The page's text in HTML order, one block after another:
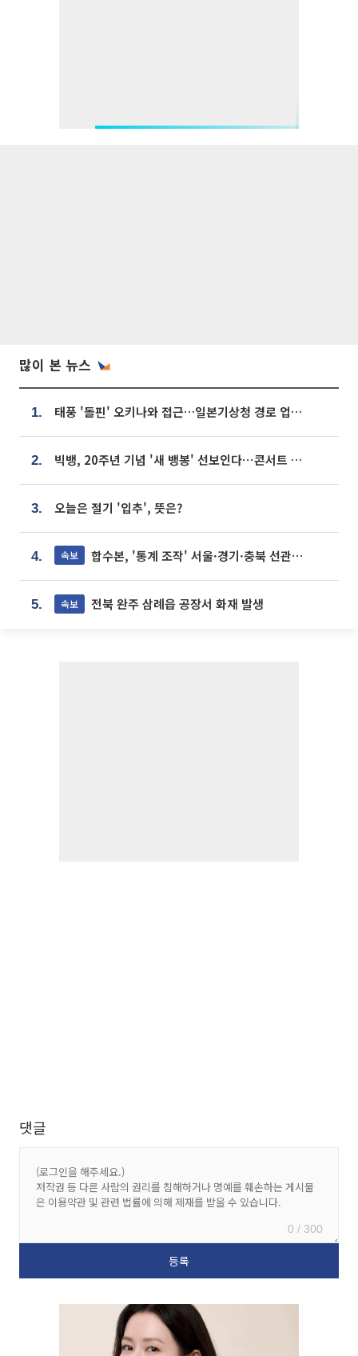
많이 본 뉴스
1. 태풍 '돌핀' 오키나와 접근…일본기상청 경로 업데이트
2. 빅뱅, 20주년 기념 '새 뱅봉' 선보인다⋯콘서트 앞두고 팝업 개최
3. 오늘은 절기 '입추', 뜻은?
4. 속보 합수본, '통계 조작' 서울·경기·충북 선관위 등 추가 압수수색
5. 속보 전북 완주 삼례읍 공장서 화재 발생
댓글
0 / 300